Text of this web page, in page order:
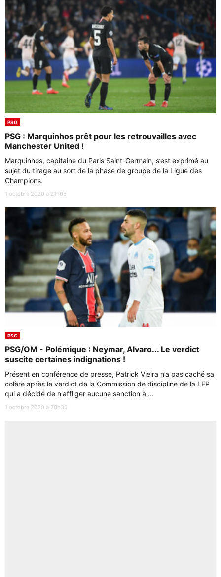
PSG
PSG : Marquinhos prêt pour les retrouvailles avec
Manchester United !
Marquinhos, capitaine du Paris Saint-Germain, s’est exprimé au
sujet du tirage au sort de la phase de groupe de la Ligue des
Champions.
1 octobre 2020 à 21h05
PSG
PSG/OM - Polémique : Neymar, Alvaro... Le verdict
suscite certaines indignations !
Présent en conférence de presse, Patrick Vieira n’a pas caché sa
colère après le verdict de la Commission de discipline de la LFP
qui a décidé de n'affliger aucune sanction à ...
1 octobre 2020 à 20h30